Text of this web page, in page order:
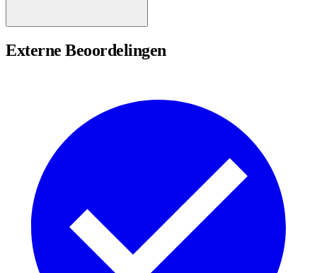
Externe Beoordelingen